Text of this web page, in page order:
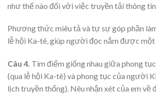
như thế nào đối với việc truyền tải thông
Phương thức miêu tả và tự sự góp phần
lễ hội Ka-tê, giúp người đọc nắm được một
Câu 4. Tìm điểm giống nhau giữa phong
(qua lễ hội Ka-tê) và phong tục của người
lịch truyền thống). Nêu nhận xét của em về